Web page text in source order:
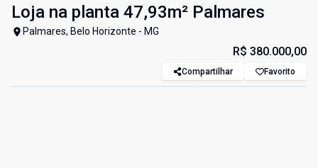
Loja na planta 47,93m² Palmares
Palmares, Belo Horizonte - MG
R$ 380.000,00
Compartilhar Favorito